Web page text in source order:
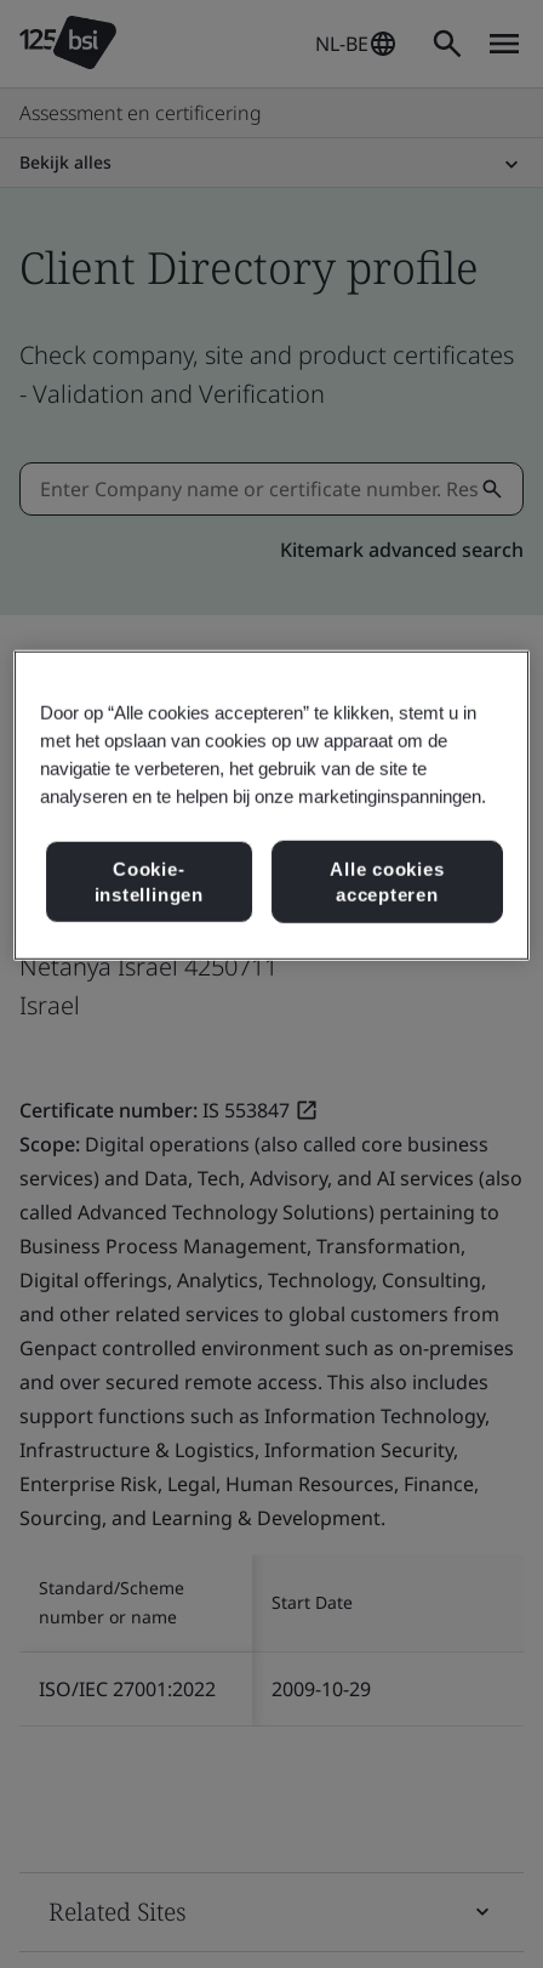
NL-BE
Assessment en certificering
Bekijk alles
Client Directory profile
Check company, site and product certificates
- Validation and Verification
Kitemark advanced search
Delen: Upgraden
Genpact
Hamahshev St 1,
(Entrance C, 3rd Floor)
Poleg IZ,
Netanya Israel 4250711
Israel
Certificate number:IS 553847
Scope: Digital operations (also called core business
services) and Data, Tech, Advisory, and AI services (also
called Advanced Technology Solutions) pertaining to
Business Process Management, Transformation,
Digital offerings, Analytics, Technology, Consulting,
and other related services to global customers from
Genpact controlled environment such as on-premises
and over secured remote access. This also includes
support functions such as Information Technology,
Infrastructure & Logistics, Information Security,
Enterprise Risk, Legal, Human Resources, Finance,
Sourcing, and Learning & Development.
Standard/Scheme
number or name
Start Date
ISO/IEC 27001:2022 2009-10-29
Related Sites
Door op “Alle cookies accepteren” te klikken, stemt u in
met het opslaan van cookies op uw apparaat om de
navigatie te verbeteren, het gebruik van de site te
analyseren en te helpen bij onze marketinginspanningen.
Cookie-
instellingen
Alle cookies
accepteren